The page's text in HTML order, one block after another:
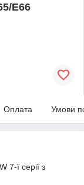
E66
Оплата Умови
7-ї серії з